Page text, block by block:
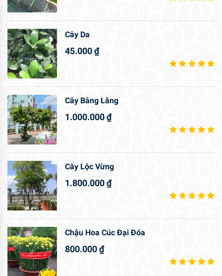
Cây Da
45.000₫
Cây Bằng Lăng
1.000.000₫
Cây Lộc Vừng
1.800.000₫
Chậu Hoa Cúc Đại Đóa
800.000₫